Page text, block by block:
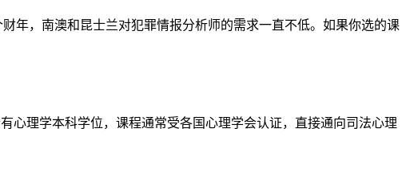
年，南澳和昆士兰对犯罪情报分析师的需求一直不低。如果你选的课
心理学本科学位，课程通常受各国心理学会认证，直接通向司法心理